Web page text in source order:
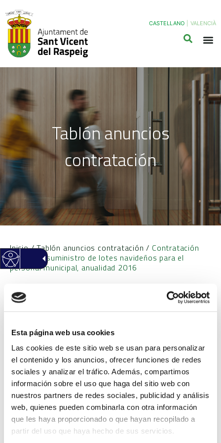
Esta página web usa cookies
Las cookies de este sitio web se usan para personalizar
el contenido y los anuncios, ofrecer funciones de redes
sociales y analizar el tráfico. Además, compartimos
información sobre el uso que haga del sitio web con
nuestros partners de redes sociales, publicidad y análisis
web, quienes pueden combinarla con otra información
que les haya proporcionado o que hayan recopilado a
partir del uso que haya hecho de sus servicios.
CASTELLANO VALENCIÀ
Tablón anuncios
contratación
Inicio/Tablón anuncios contratación / Contratación
menor de suministro de lotes navideños para el
personal municipal, anualidad 2016
Contratación menor de
suministro de lotes
navideños para el personal
municipal, anualidad 2016
Objeto
Contratación menor de
suministro de lotes
navideños para el